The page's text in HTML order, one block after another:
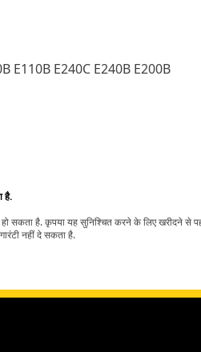
E110B E240C E240B E200B
है.
सकता है. कृपया यह सुनिश्चित करने के लिए खरीदने से
नहीं दे सकता है.